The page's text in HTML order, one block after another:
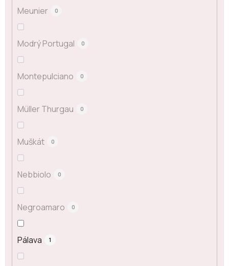
Meunier 0
Modrý Portugal 0
Montepulciano 0
Müller Thurgau 0
Muškát 0
Nebbiolo 0
Negroamaro 0
Pálava 1